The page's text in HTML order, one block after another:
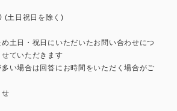
(土日祝日を除く)
土日・祝日にいただいたお問い合わせにつ
ていただきます
い場合は回答にお時間をいただく場合がご
せ